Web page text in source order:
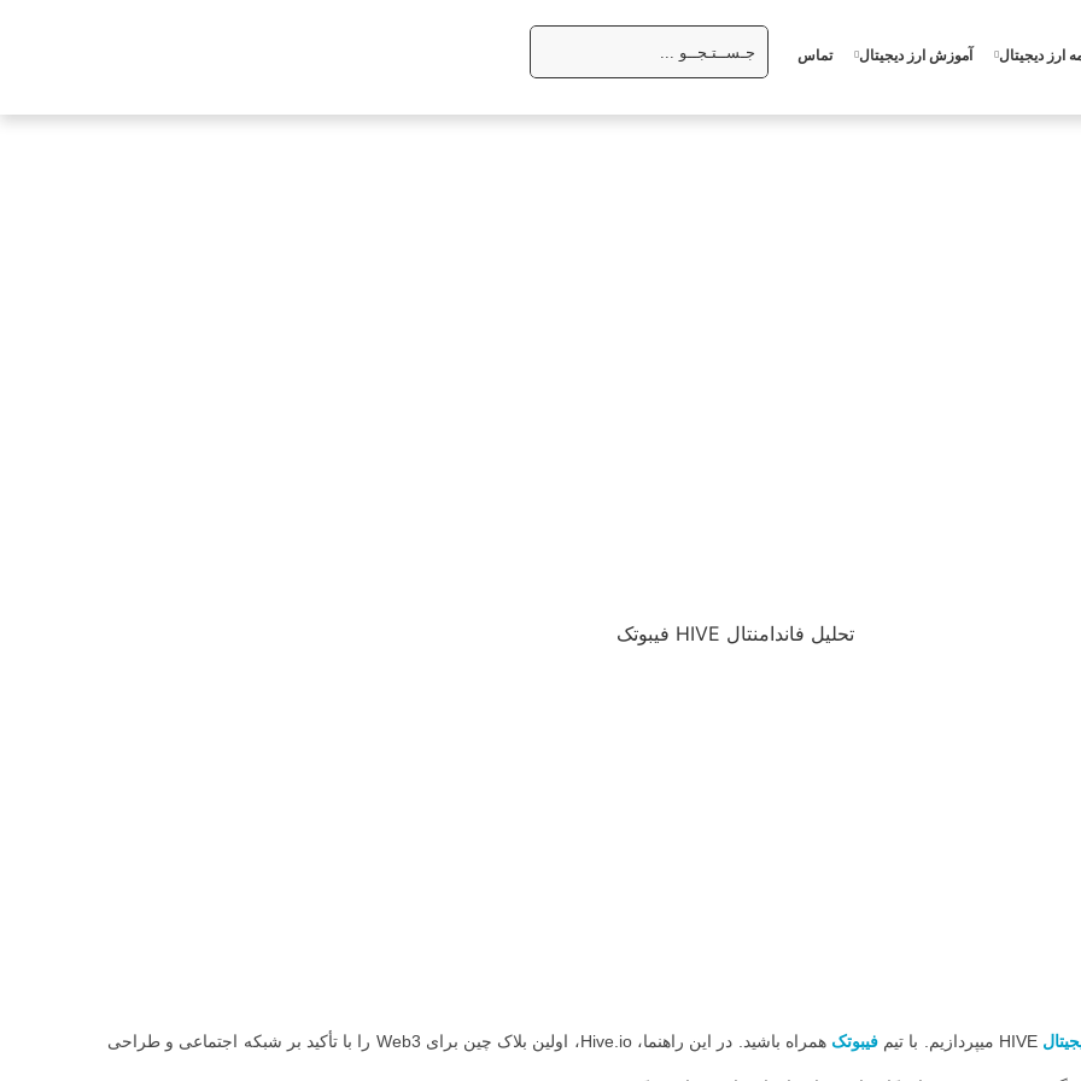
ارز دیجیتال آموزش ارز دیجیتال تماس
HIVE میپردازیم. با تیم فیبوتک همراه باشید. در این راهنما، Hive.io، اولین بلاک چین برای Web3 را با تأکید بر شبکه اجتماعی و طراحی